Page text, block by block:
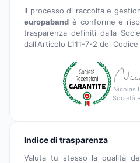
Il processo di raccolta e
europaband è conforme e
trasparenza definiti dalla
dall'Articolo L111-7-2 del
Nicolas
Società
Indice di trasparenza
Valuta tu stesso la qualità